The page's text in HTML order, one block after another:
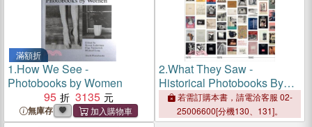
滿額折
1.How We See -
Photobooks by Women
95
3135
無庫存
2.What They Saw -
Historical Photobooks By
Women 1843-1999
若需訂購本書，請電洽客服 02-
25006600[分機130、131]。